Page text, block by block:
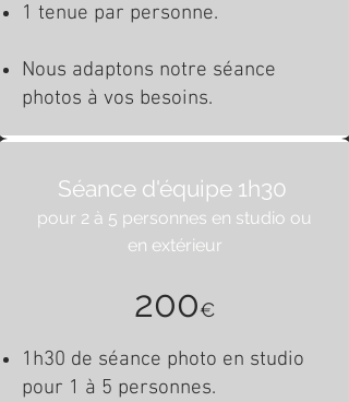
1 tenue par personne.
Nous adaptons notre séance
photos à vos besoins.
Séance d'équipe 1h30
pour 2 à 5 personnes en studio ou
en extérieur
200€
1h30 de séance photo en studio
pour 1 à 5 personnes.